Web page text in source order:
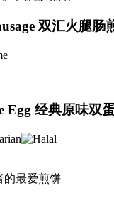
双汇火腿肠
Egg 经典原味双